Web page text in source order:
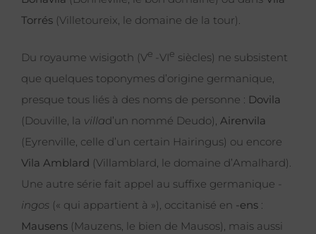
Torrés (Villetoureix, le domaine de la tour).
Du royaume wisigoth (Ve -VIe siècles) ne subsistent
que quelques toponymes d’origine germanique,
presque tous liés à des noms de personne : Dovila
(Douville, la villad’un nommé Deudo), Airenvila
(Eyrenville, celle d’un certain Hairingus) ou encore
Vila Amblard (Villamblard, le domaine d’Amalhard).
Une autre série fait appel au suffixe germanique
ingos (« qui appartient à »), occitanisé en -ens :
Mausens (Mauzens, le bien de Mausos), mais aussi